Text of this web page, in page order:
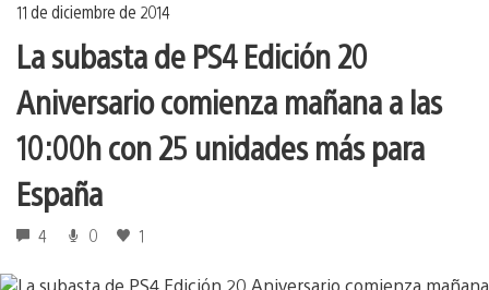
11 de diciembre de 2014
La subasta de PS4 Edición 20
Aniversario comienza mañana a las
10:00h con 25 unidades más para
España
4 0 1